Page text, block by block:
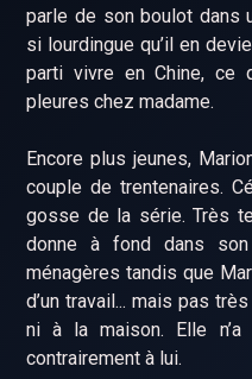
parle de son boulot dans
si lourdingue qu’il en
parti vivre en Chine, ce
pleures chez madame.
Encore plus jeunes,
couple de trentenaires.
gosse de la série. Très
donne à fond dans
ménagères tandis que
d’un travail... mais pas
ni à la maison. Elle n’a
contrairement à lui.